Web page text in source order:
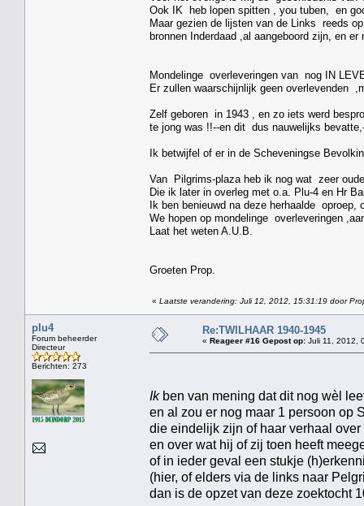
Ook IK heb lopen spitten , you tuben, en
Maar gezien de lijsten van de Links reeds
bronnen Inderdaad ,al aangeboord zijn, en
Mondelinge overleveringen van nog IN
Er zullen waarschijnlijk geen overlevenden
Zelf geboren in 1943 , en zo iets werd
te jong was !!--en dit dus nauwelijks
Ik betwijfel of er in de Scheveningse
Van Pilgrims-plaza heb ik nog wat zeer
Die ik later in overleg met o.a. Plu-4 en Hr
Ik ben benieuwd na deze herhaalde
We hopen op mondelinge overleveringen
Laat het weten A.U.B.
Groeten Prop.
« Laatste verandering: Juli 12, 2012, 15:31:19 door
plu4
Forum beheerder
Directeur
Berichten: 273
Re:TWILHAAR 1940-1945
« Reageer #16 Gepost op: Juli 11, 2012,
Ik ben van mening dat dit nog wèl
en al zou er nog maar 1 persoon op
die eindelijk zijn of haar verhaal
en over wat hij of zij toen heeft
of in ieder geval een stukje
(hier, of elders via de links naar
dan is de opzet van deze zoektocht